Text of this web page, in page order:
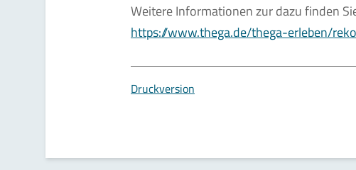
Weitere Informationen zur dazu finden
https://www.thega.de/thega-erleben/
Druckversion